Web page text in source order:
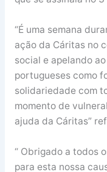
“É uma semana
ação da Cáritas no
social e apelando
portugueses como
solidariedade com
momento de
ajuda da Cáritas”
“ Obrigado a todos
para esta nossa